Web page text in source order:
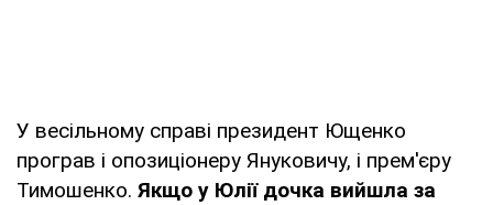
У весільному справі президент Ющенко
програв і опозиціонеру Януковичу, і прем'єру
Тимошенко. Якщо у Юлії дочка вийшла за